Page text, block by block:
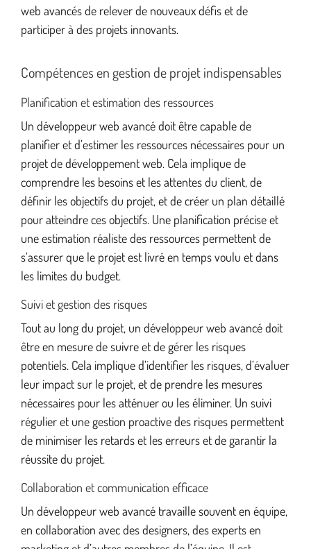
web avancés de relever de nouveaux défis et de
participer à des projets innovants.
Compétences en gestion de projet indispensables
Planification et estimation des ressources
Un développeur web avancé doit être capable de
planifier et d’estimer les ressources nécessaires pour un
projet de développement web. Cela implique de
comprendre les besoins et les attentes du client, de
définir les objectifs du projet, et de créer un plan détaillé
pour atteindre ces objectifs. Une planification précise et
une estimation réaliste des ressources permettent de
s’assurer que le projet est livré en temps voulu et dans
les limites du budget.
Suivi et gestion des risques
Tout au long du projet, un développeur web avancé doit
être en mesure de suivre et de gérer les risques
potentiels. Cela implique d’identifier les risques, d’évaluer
leur impact sur le projet, et de prendre les mesures
nécessaires pour les atténuer ou les éliminer. Un suivi
régulier et une gestion proactive des risques permettent
de minimiser les retards et les erreurs et de garantir la
réussite du projet.
Collaboration et communication efficace
Un développeur web avancé travaille souvent en équipe,
en collaboration avec des designers, des experts en